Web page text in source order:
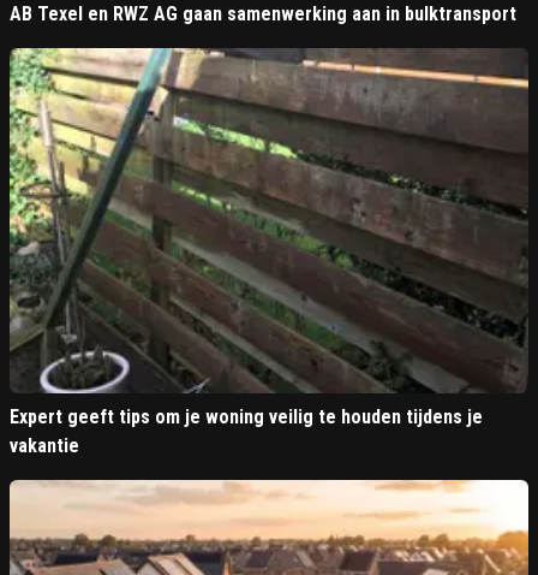
AB Texel en RWZ AG gaan samenwerking aan in bulktransport
Expert geeft tips om je woning veilig te houden tijdens je
vakantie